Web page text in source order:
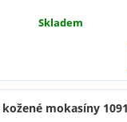
Skladem
kožené mokasíny